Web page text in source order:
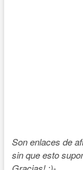
Son enlaces de
sin que esto